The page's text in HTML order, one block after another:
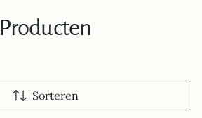
Producten
Sorteren